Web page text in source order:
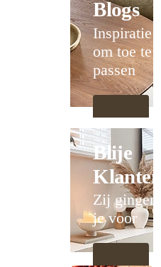
Blogs
Inspiratie
om toe te
passen
Blije
Klanten
Zij gingen
je voor